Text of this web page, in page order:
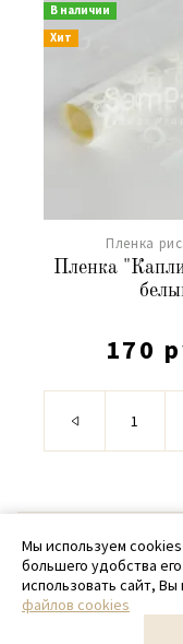
В наличии
Хит
Пленка
Пленка
170
©
+
Мы используем
большего удобства
использовать сайт,
файлов cookies